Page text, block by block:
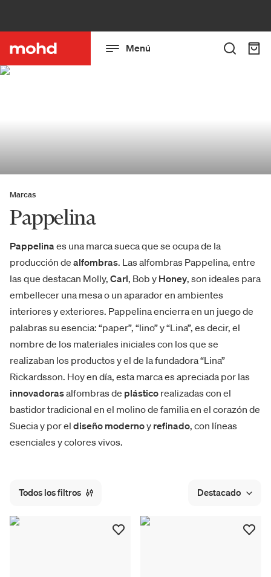
Menú
Marcas
Pappelina
Pappelinaes una marca sueca que se ocupa de la
producción de alfombras. Las alfombras Pappelina, entre
las que destacan Molly, Carl, Bob y Honey, son ideales para
embellecer una mesa o un aparador en ambientes
interiores y exteriores. Pappelina encierra en un juego de
palabras su esencia: “paper”, “lino” y “Lina”, es decir, el
nombre de los materiales iniciales con los que se
realizaban los productos y el de la fundadora “Lina”
Rickardsson. Hoy en día, esta marca es apreciada por las
innovadorasalfombras de plástico realizadas con el
bastidor tradicional en el molino de familia en el corazón de
Suecia y por el diseño modernoy refinado, con líneas
esenciales y colores vivos.
Todos los filtros Destacado